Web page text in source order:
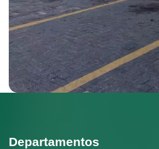
Departamentos